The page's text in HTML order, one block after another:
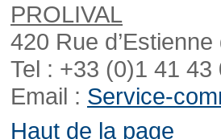
PROLIVAL
420 Rue
Tel : +33 (0)1 41 43
Email : Service-
Haut de la page